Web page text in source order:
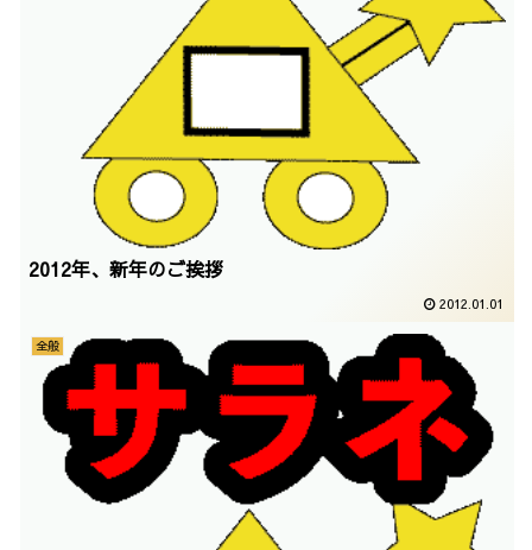
2012年、新年のご挨拶
2012.01.01
全般